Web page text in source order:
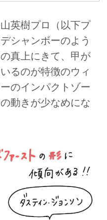
リップが大事だが「グリ
解はこれですと言い切れ
女子プロゴルファー・大
はいう。ではどうやって
いいのか？詳しく聞いて
英樹プロ（以下プ
シャンボーのよう
真上にきて、甲が
るのが特徴のウィ
のインパクトゾー
動きが少なめにな